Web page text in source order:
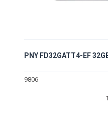
PNY FD32GATT4-EF
9806